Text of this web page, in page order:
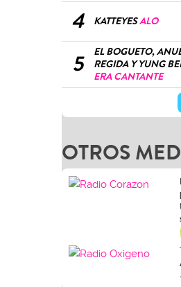
4 KATTEYESALO
5
EL BOGUETO,
REGIDA Y YUNG
ERA CANTANTE
OTROS